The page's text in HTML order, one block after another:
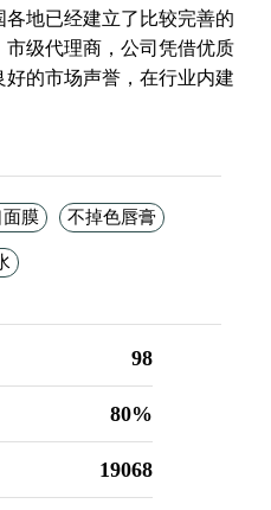
地已经建立了比较完善的
市级代理商，公司凭借优质
的市场声誉，在行业内建
面膜 不掉色唇膏
98
80%
19068